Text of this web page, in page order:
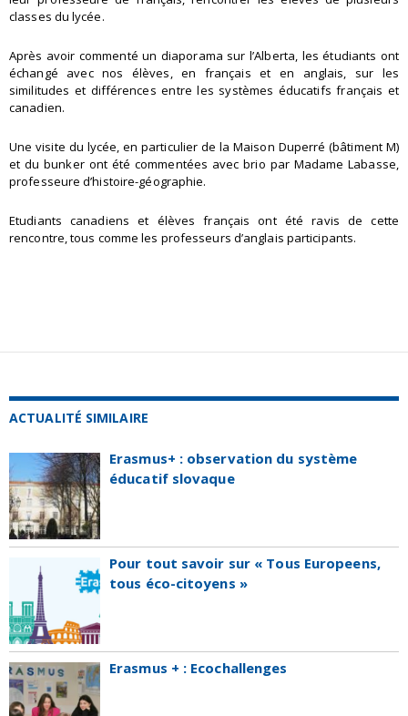
classes du lycée.
Après avoir commenté un diaporama sur l’Alberta, les étudiants ont
échangé avec nos élèves, en français et en anglais, sur les
similitudes et différences entre les systèmes éducatifs français et
canadien.
Une visite du lycée, en particulier de la Maison Duperré (bâtiment M)
et du bunker ont été commentées avec brio par Madame Labasse,
professeure d’histoire-géographie.
Etudiants canadiens et élèves français ont été ravis de cette
rencontre, tous comme les professeurs d’anglais participants.
ACTUALITÉ SIMILAIRE
Erasmus+ : observation du système
éducatif slovaque
Pour tout savoir sur « Tous Europeens,
tous éco-citoyens »
Erasmus + : Ecochallenges